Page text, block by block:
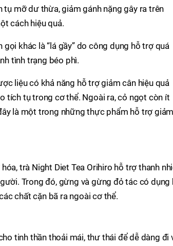
mỡ dư thừa, giảm gánh nặng gây ra trên
cách hiệu quả.
khác là “lá gầy” do công dụng hỗ trợ quá
tình trạng béo phì.
liệu có khả năng hỗ trợ giảm cân hiệu quả
tích tụ trong cơ thể. Ngoài ra, cỏ ngọt còn ít
là một trong những thực phẩm hỗ trợ giảm
trà Night Diet Tea Orihiro hỗ trợ thanh
Trong đó, gừng và gừng đỏ tác có dụng
chất cặn bã ra ngoài cơ thể.
tinh thần thoải mái, thư thái để dễ dàng đi